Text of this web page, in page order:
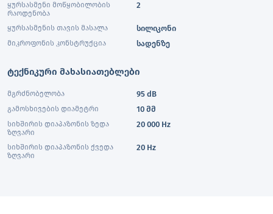
ყურსასმენი მოწყობილობის
რაოდენობა
2
ყურსასმენის თავის მასალა სილიკონი
მიკროფონის კონსტრუქცია სადენზე
ტექნიკური მახასიათებლები
მგრძნობელობა 95 dB
გამოსხივების დიამეტრი 10 მმ
სიხშირის დიაპაზონის ზედა
ზღვარი
20 000 Hz
სიხშირის დიაპაზონის ქვედა
ზღვარი
20 Hz